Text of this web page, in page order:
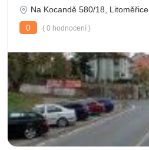
Na Kocandě 580/18, Litoměřice
0
( 0 hodnocení )